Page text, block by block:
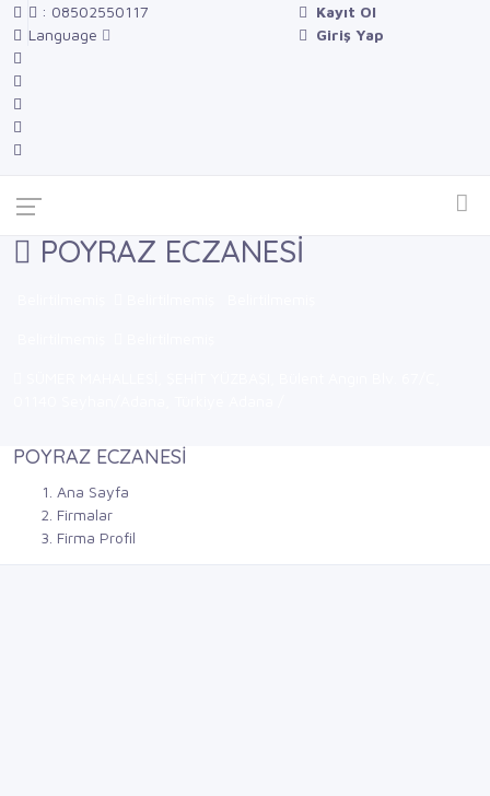
: 08502550117
Language
Kayıt Ol
Giriş Yap
POYRAZ ECZANESİ
POYRAZ ECZANESİ
Ana Sayfa
Firmalar
Firma Profil